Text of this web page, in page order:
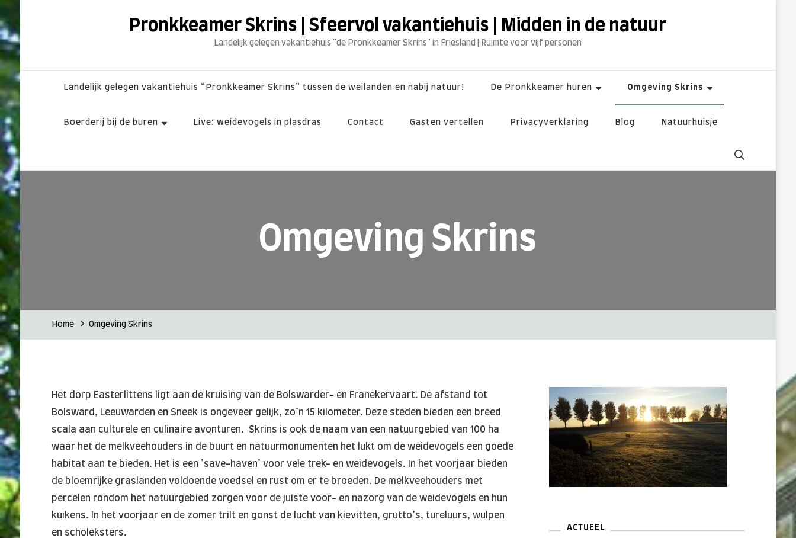
Pronkkeamer Skrins | Sfeervol vakantiehuis | Midden in de natuur
Landelijk gelegen vakantiehuis "de Pronkkeamer Skrins" in Friesland | Ruimte voor vijf personen
Landelijk gelegen vakantiehuis “Pronkkeamer Skrins” tussen de weilanden en nabij natuur! De Pronkkeamer huren Omgeving Skrins
Boerderij bij de buren Live: weidevogels in plasdras Contact Gasten vertellen Privacyverklaring Blog Natuurhuisje
Omgeving Skrins
Home Omgeving Skrins
Het dorp Easterlittens ligt aan de kruising van de Bolswarder- en Franekervaart. De afstand tot
Bolsward, Leeuwarden en Sneek is ongeveer gelijk, zo’n 15 kilometer. Deze steden bieden een breed
scala aan culturele en culinaire avonturen. Skrins is ook de naam van een natuurgebied van 100 ha
waar het de melkveehouders in de buurt en natuurmonumenten het lukt om de weidevogels een goede
habitat aan te bieden. Het is een ’save-haven’ voor vele trek- en weidevogels. In het voorjaar bieden
de bloemrijke graslanden voldoende voedsel en rust om er te broeden. De melkveehouders met
percelen rondom het natuurgebied zorgen voor de juiste voor- en nazorg van de weidevogels en hun
kuikens. In het voorjaar en de zomer trilt en gonst de lucht van kievitten, grutto’s, tureluurs, wulpen
en scholeksters.
ACTUEEL